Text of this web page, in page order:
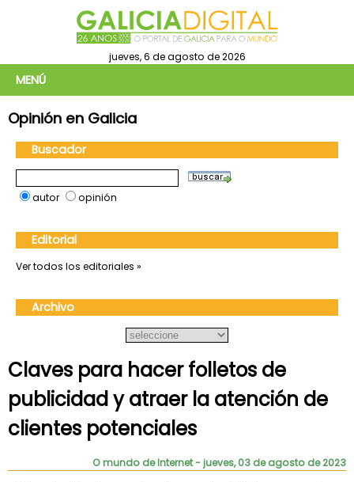
jueves, 6 de agosto de 2026
MENÚ
Opinión en Galicia
Buscador
autor opinión
Editorial
Ver todos los editoriales »
Archivo
Claves para hacer folletos de
publicidad y atraer la atención de
clientes potenciales
O mundo de Internet- jueves, 03 de agosto de 2023